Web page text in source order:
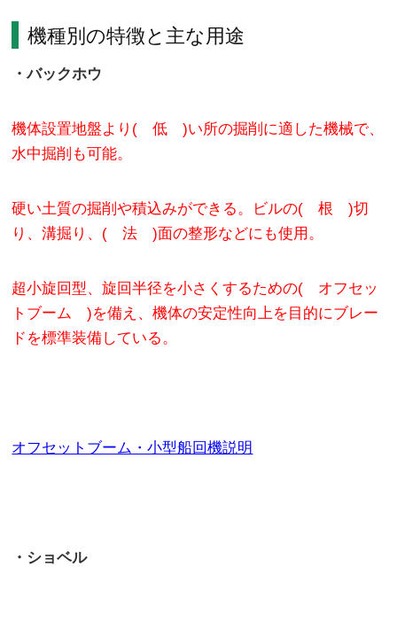
機種別の特徴と主な用途
・バックホウ
機体設置地盤より( 低 )い所の掘削に適した機械で、
水中掘削も可能。
硬い土質の掘削や積込みができる。ビルの( 根 )切
り、溝掘り、( 法 )面の整形などにも使用。
超小旋回型、旋回半径を小さくするための( オフセッ
トブーム )を備え、機体の安定性向上を目的にブレー
ドを標準装備している。
オフセットブーム・小型船回機説明
・ショベル